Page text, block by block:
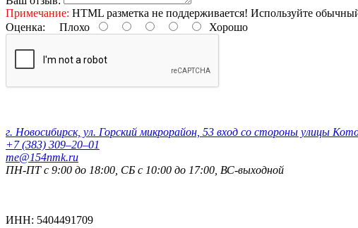
Примечание: HTML разметка не поддерживается! Используйте
Оценка: Плохо Хорошо
г. Новосибирск, ул. Горский микрорайон, 53 вход со стороны улицы
+7 (383) 309‒20‒01
me@154nmk.ru
ПН-ПТ с 9:00 до 18:00, СБ с 10:00 до 17:00, ВС-выходной
ИНН: 5404491709